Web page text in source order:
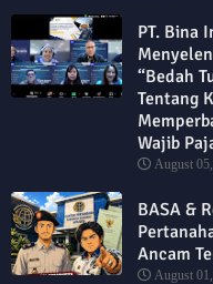
PT. Bina
“Bedah
Tentang
Wajib
August
BASA &
Ancam
August